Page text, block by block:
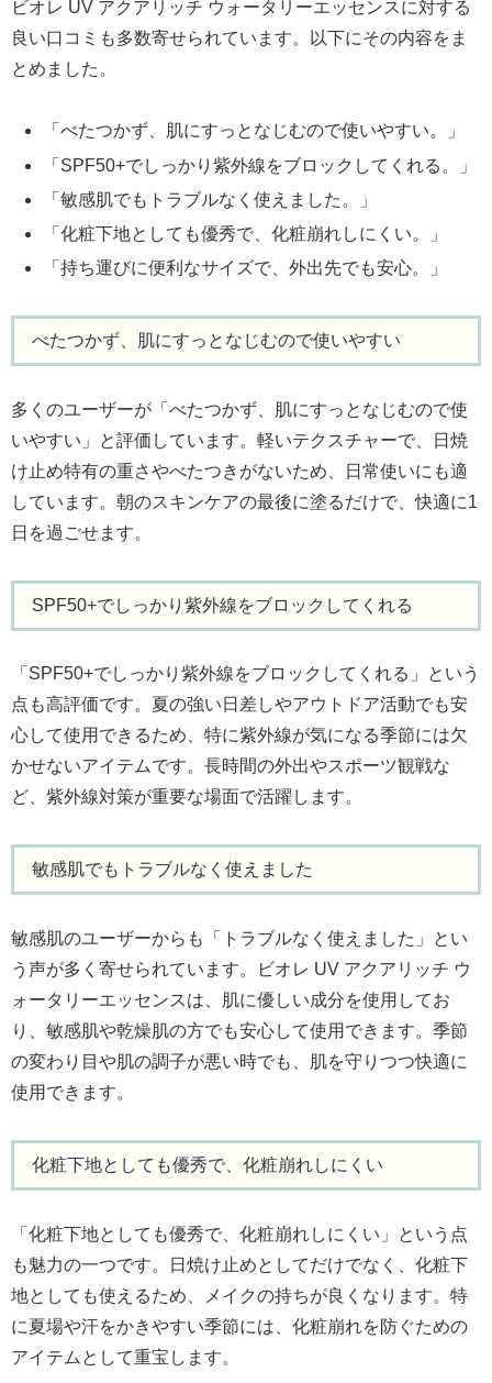
ビオレ UV アクアリッチ ウォータリーエッセンスに対する
良い口コミも多数寄せられています。以下にその内容をま
とめました。
「べたつかず、肌にすっとなじむので使いやすい。」
「SPF50+でしっかり紫外線をブロックしてくれる。」
「敏感肌でもトラブルなく使えました。」
「化粧下地としても優秀で、化粧崩れしにくい。」
「持ち運びに便利なサイズで、外出先でも安心。」
べたつかず、肌にすっとなじむので使いやすい
多くのユーザーが「べたつかず、肌にすっとなじむので使
いやすい」と評価しています。軽いテクスチャーで、日焼
け止め特有の重さやべたつきがないため、日常使いにも適
しています。朝のスキンケアの最後に塗るだけで、快適に1
日を過ごせます。
SPF50+でしっかり紫外線をブロックしてくれる
「SPF50+でしっかり紫外線をブロックしてくれる」という
点も高評価です。夏の強い日差しやアウトドア活動でも安
心して使用できるため、特に紫外線が気になる季節には欠
かせないアイテムです。長時間の外出やスポーツ観戦な
ど、紫外線対策が重要な場面で活躍します。
敏感肌でもトラブルなく使えました
敏感肌のユーザーからも「トラブルなく使えました」とい
う声が多く寄せられています。ビオレ UV アクアリッチ ウ
ォータリーエッセンスは、肌に優しい成分を使用してお
り、敏感肌や乾燥肌の方でも安心して使用できます。季節
の変わり目や肌の調子が悪い時でも、肌を守りつつ快適に
使用できます。
化粧下地としても優秀で、化粧崩れしにくい
「化粧下地としても優秀で、化粧崩れしにくい」という点
も魅力の一つです。日焼け止めとしてだけでなく、化粧下
地としても使えるため、メイクの持ちが良くなります。特
に夏場や汗をかきやすい季節には、化粧崩れを防ぐための
アイテムとして重宝します。